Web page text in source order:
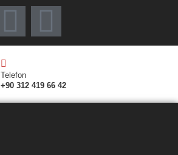
Telefon
+90 312 419 66 42